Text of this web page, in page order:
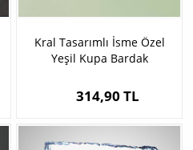
Kral Tasarımlı İsme Özel
Yeşil Kupa Bardak
314,90 TL